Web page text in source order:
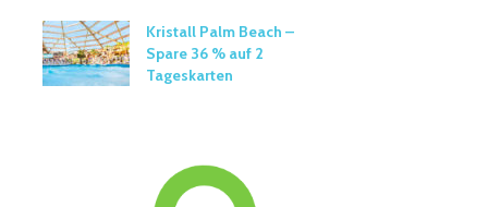
Kristall Palm Beach –
Spare 36 % auf 2
Tageskarten